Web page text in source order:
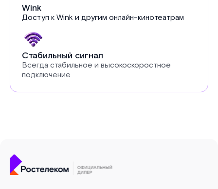
Wink
Доступ к Wink и другим онлайн-кинотеатрам
Стабильный сигнал
Всегда стабильное и высокоскоростное
подключение